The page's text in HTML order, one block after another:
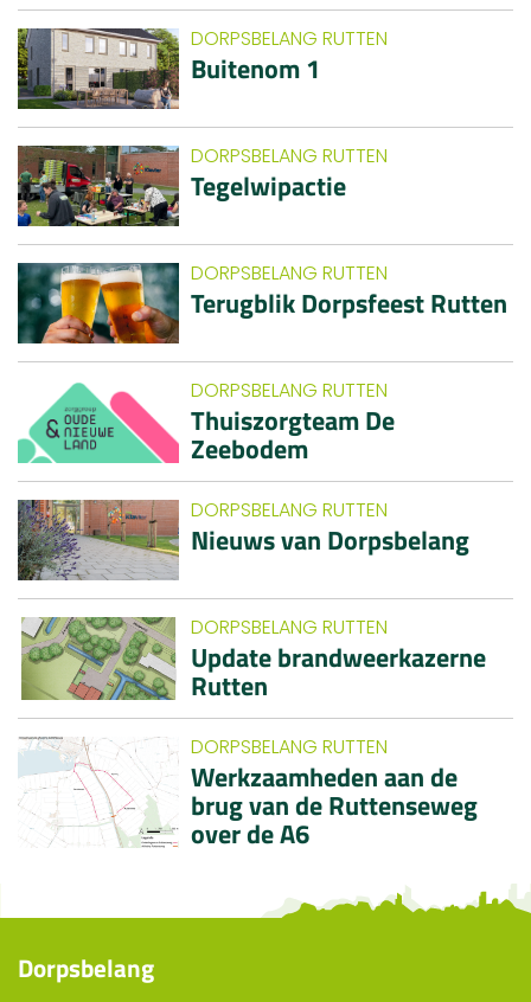
DORPSBELANG RUTTEN
Buitenom 1
DORPSBELANG RUTTEN
Tegelwipactie
DORPSBELANG RUTTEN
Terugblik Dorpsfeest Rutten
DORPSBELANG RUTTEN
Thuiszorgteam De
Zeebodem
DORPSBELANG RUTTEN
Nieuws van Dorpsbelang
DORPSBELANG RUTTEN
Update brandweerkazerne
Rutten
DORPSBELANG RUTTEN
Werkzaamheden aan de
brug van de Ruttenseweg
over de A6
Dorpsbelang